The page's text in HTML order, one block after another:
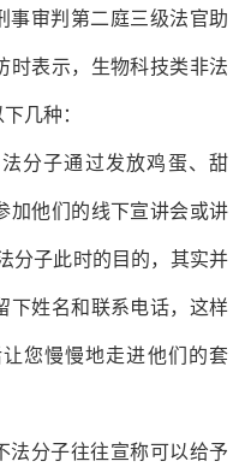
事审判第二庭三级法官助
时表示，生物科技类非法
几种：
分子通过发放鸡蛋、甜
加他们的线下宣讲会或讲
分子此时的目的，其实并
下姓名和联系电话，这样
您慢慢地走进他们的套
法分子往往宣称可以给予